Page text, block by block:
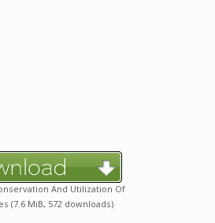
And Utilization Of
(7.6 MiB, 572 downloads)